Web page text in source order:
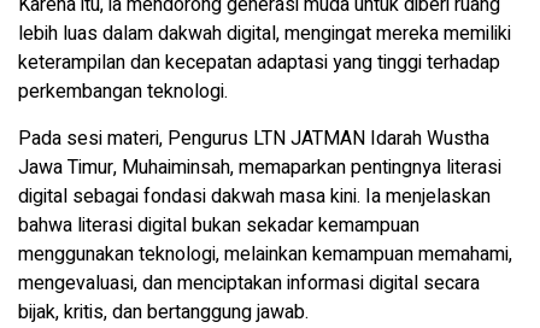
lebih luas dalam dakwah digital, mengingat mereka memiliki
keterampilan dan kecepatan adaptasi yang tinggi terhadap
perkembangan teknologi.
Pada sesi materi, Pengurus LTN JATMAN Idarah Wustha
Jawa Timur, Muhaiminsah, memaparkan pentingnya literasi
digital sebagai fondasi dakwah masa kini. Ia menjelaskan
bahwa literasi digital bukan sekadar kemampuan
menggunakan teknologi, melainkan kemampuan memahami,
mengevaluasi, dan menciptakan informasi digital secara
bijak, kritis, dan bertanggung jawab.